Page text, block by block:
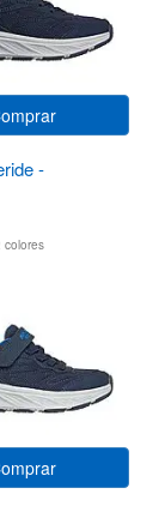
-
colores